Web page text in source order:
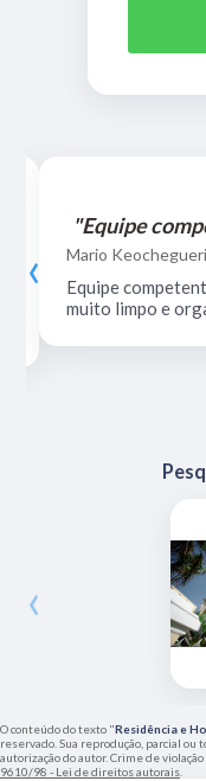
"Equipe
Mario
Equipe
muito limpo e
‹
‹
O conteúdo do texto "Residência e
reservado. Sua reprodução, parcial
autorização do autor. Crime de
9610/98 - Lei de direitos autorais